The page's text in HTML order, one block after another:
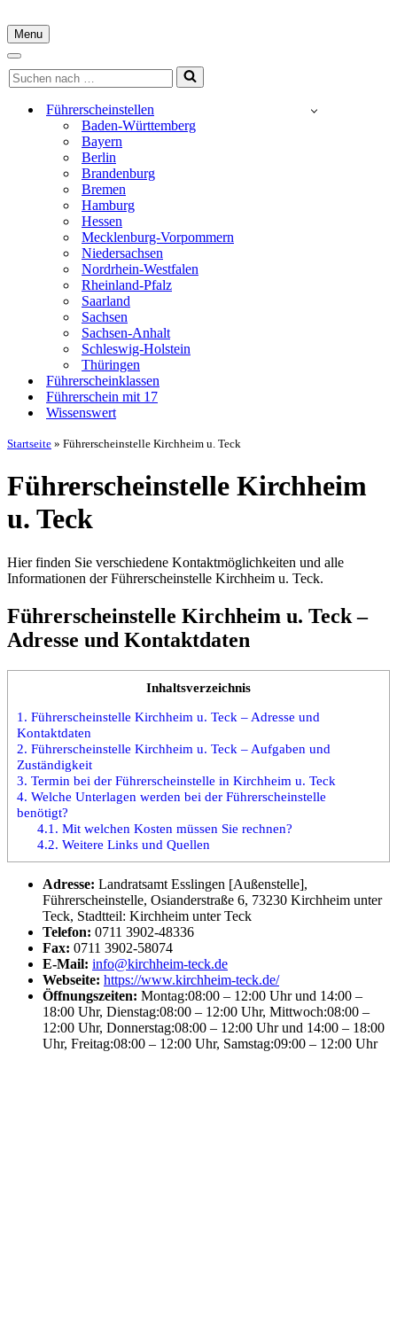
Menu
Navigationsmenü
Navigationsmenü
Suchen
nach …
Führerscheinstellen
Baden-Württemberg
Bayern
Berlin
Brandenburg
Bremen
Hamburg
Hessen
Mecklenburg-Vorpommern
Niedersachsen
Nordrhein-Westfalen
Rheinland-Pfalz
Saarland
Sachsen
Sachsen-Anhalt
Schleswig-Holstein
Thüringen
Führerscheinklassen
Führerschein mit 17
Wissenswert
Startseite » Führerscheinstelle Kirchheim u. Teck
Führerscheinstelle Kirchheim
u. Teck
Hier finden Sie verschiedene Kontaktmöglichkeiten und alle
Informationen der Führerscheinstelle Kirchheim u. Teck.
Führerscheinstelle Kirchheim u. Teck –
Adresse und Kontaktdaten
Inhaltsverzeichnis
1. Führerscheinstelle Kirchheim u. Teck – Adresse und
Kontaktdaten
2. Führerscheinstelle Kirchheim u. Teck – Aufgaben und
Zuständigkeit
3. Termin bei der Führerscheinstelle in Kirchheim u. Teck
4. Welche Unterlagen werden bei der Führerscheinstelle
benötigt?
4.1. Mit welchen Kosten müssen Sie rechnen?
4.2. Weitere Links und Quellen
Adresse: Landratsamt Esslingen [Außenstelle],
Führerscheinstelle, Osianderstraße 6, 73230 Kirchheim unter
Teck, Stadtteil: Kirchheim unter Teck
Telefon: 0711 3902-48336
Fax: 0711 3902-58074
E-Mail: info@kirchheim-teck.de
Webseite: https://www.kirchheim-teck.de/
Öffnungszeiten: Montag:08:00 – 12:00 Uhr und 14:00 –
18:00 Uhr, Dienstag:08:00 – 12:00 Uhr, Mittwoch:08:00 –
12:00 Uhr, Donnerstag:08:00 – 12:00 Uhr und 14:00 – 18:00
Uhr, Freitag:08:00 – 12:00 Uhr, Samstag:09:00 – 12:00 Uhr